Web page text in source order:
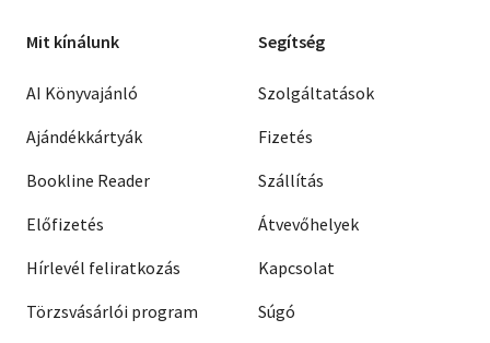
Mit kínálunk
AI Könyvajánló
Ajándékkártyák
Bookline Reader
Előfizetés
Hírlevél feliratkozás
Törzsvásárlói program
Segítség
Szolgáltatások
Fizetés
Szállítás
Átvevőhelyek
Kapcsolat
Súgó